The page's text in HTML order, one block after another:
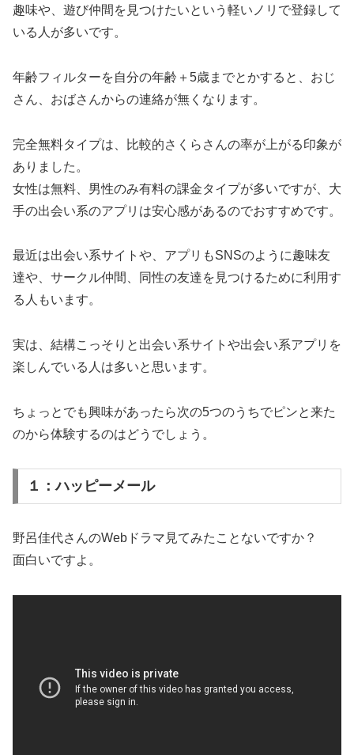
趣味や、遊び仲間を見つけたいという軽いノリで登録して
いる人が多いです。
年齢フィルターを自分の年齢＋5歳までとかすると、おじ
さん、おばさんからの連絡が無くなります。
完全無料タイプは、比較的さくらさんの率が上がる印象が
ありました。
女性は無料、男性のみ有料の課金タイプが多いですが、大
手の出会い系のアプリは安心感があるのでおすすめです。
最近は出会い系サイトや、アプリもSNSのように趣味友
達や、サークル仲間、同性の友達を見つけるために利用す
る人もいます。
実は、結構こっそりと出会い系サイトや出会い系アプリを
楽しんでいる人は多いと思います。
ちょっとでも興味があったら次の5つのうちでピンと来た
のから体験するのはどうでしょう。
１：ハッピーメール
野呂佳代さんのWebドラマ見てみたことないですか？
面白いですよ。